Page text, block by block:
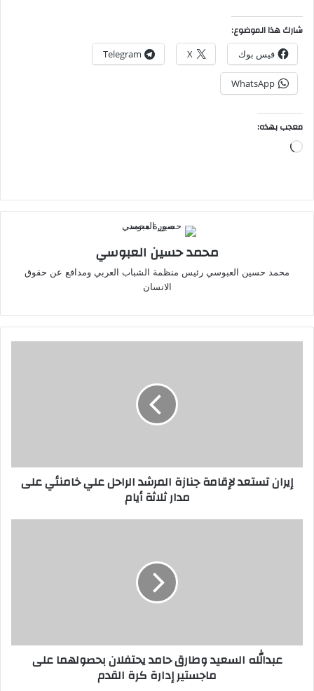
شارك هذا الموضوع:
فيس بوك X
Telegram
WhatsApp
معجب بهذه:
جاري
محمد حسين العبوسي
محمد حسين العبوسي رئيس منظمة الشباب العربي ومدافع عن حقوق
الانسان
على
مدارإيران تستعد لإقامة جنازة المرشد الراحل علي خامنئي على
مدار ثلاثة أيام
إدارة
عبدالله السعيد وطارق حامد يحتفلان بحصولهما على
ماجستير إدارة كرة القدم